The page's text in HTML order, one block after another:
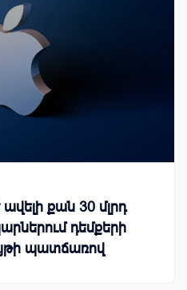
քան 30 մլրդ
դեմքերի
պատճառով